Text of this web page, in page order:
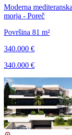
Moderna
morja - Poreč
Površina 81 m²
340.000 €
340.000 €